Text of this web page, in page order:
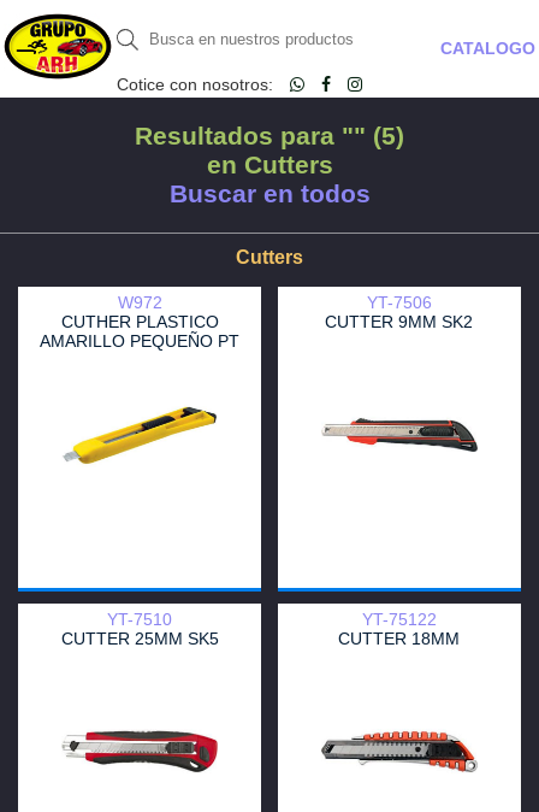
Cotice con nosotros:
CATALOGO
Resultados para "" (5)
en Cutters
Buscar en todos
Cutters
W972
CUTHER PLASTICO
AMARILLO PEQUEÑO PT
YT-7506
CUTTER 9MM SK2
YT-7510
CUTTER 25MM SK5
YT-75122
CUTTER 18MM